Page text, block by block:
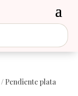
/ Pendiente plata